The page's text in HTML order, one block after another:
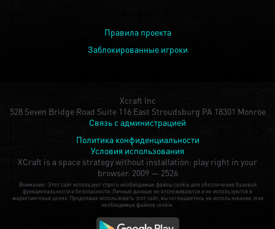
Правила проекта
Заблокированные игроки
Xcraft Inc
528 Seven Bridge Road Suite 116 East Stroudsburg PA 18301 Monroe
Связь с администрацией
Политика конфиденциальности
Условия использования
XCraft is a space strategy without installation: play right in your
browser. 2009 — 2526
Внимание: Этот сайт использует строго необходимые файлы cookie для обеспечения базовой
функциональности и безопасности. Личные данные не отслеживаются и не используются в
маркетинговых целях. Продолжая использовать этот сайт, вы соглашаетесь на использование этих
необходимых файлов cookie.